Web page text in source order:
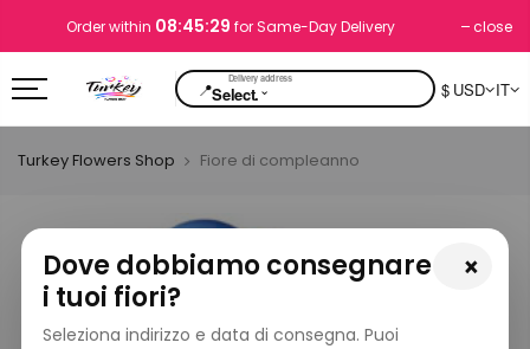
Order within 08:45:28 for Same-Day Delivery close
📍Select.⌄ $ USD IT
×
Dove dobbiamo consegnare
i tuoi fiori?
Seleziona indirizzo e data di consegna. Puoi
Turkey Flowers Shop Fiore di compleanno